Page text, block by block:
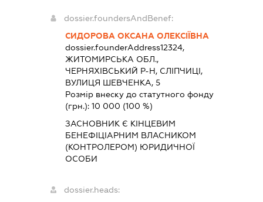
dossier.foundersAndBenef:
СИДОРОВА ОКСАНА ОЛЕКСІЇВНА
dossier.founderAddress12324,
ЖИТОМИРСЬКА ОБЛ.,
ЧЕРНЯХІВСЬКИЙ Р-Н, СЛІПЧИЦІ,
ВУЛИЦЯ ШЕВЧЕНКА, 5
Розмір внеску до статутного фонду
(грн.):10 000 (100 %)
ЗАСНОВНИК Є КІНЦЕВИМ
БЕНЕФІЦІАРНИМ ВЛАСНИКОМ
(КОНТРОЛЕРОМ) ЮРИДИЧНОЇ
ОСОБИ
dossier.heads: